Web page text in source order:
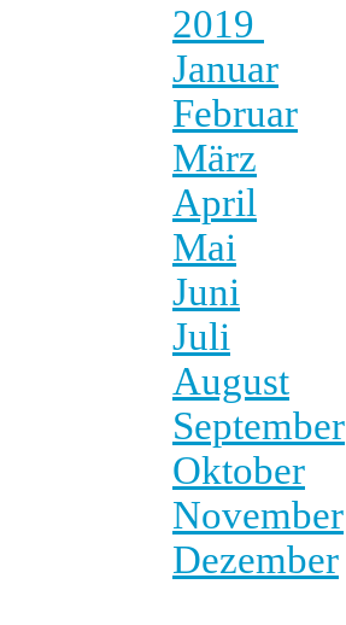
2019
Januar
Februar
März
April
Mai
Juni
Juli
August
September
Oktober
November
Dezember